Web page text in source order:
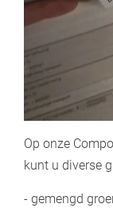
Op onze
kunt u diverse
- gemengd